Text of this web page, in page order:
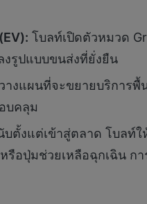
EV): โบลท์เปิดตัวหมวด
งรูปแบบขนส่งที่ยั่งยืน
างแผนที่จะขยายบริการพื้
บคลุม
บตั้งแต่เข้าสู่ตลาด โบลท์
อปุ่มช่วยเหลือฉุกเฉิน ก